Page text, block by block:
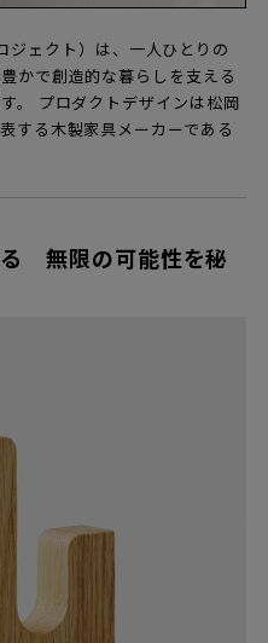
ジェクト）は、一人ひとりの
かで創造的な暮らしを支える
。 プロダクトデザインは松岡
する木製家具メーカーである
無限の可能性を秘